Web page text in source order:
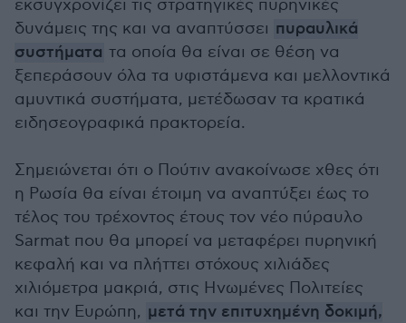
εκσυγχρονίζει τις στρατηγικές πυρηνικές
δυνάμεις της και να αναπτύσσει πυραυλικά
συστήματα τα οποία θα είναι σε θέση να
ξεπεράσουν όλα τα υφιστάμενα και μελλοντικά
αμυντικά συστήματα, μετέδωσαν τα κρατικά
ειδησεογραφικά πρακτορεία.
Σημειώνεται ότι ο Πούτιν ανακοίνωσε χθες ότι
η Ρωσία θα είναι έτοιμη να αναπτύξει έως το
τέλος του τρέχοντος έτους τον νέο πύραυλο
Sarmat που θα μπορεί να μεταφέρει πυρηνική
κεφαλή και να πλήττει στόχους χιλιάδες
χιλιόμετρα μακριά, στις Ηνωμένες Πολιτείες
και την Ευρώπη, μετά την επιτυχημένη δοκιμή,